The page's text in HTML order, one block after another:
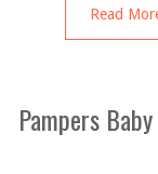
Read
Pampers